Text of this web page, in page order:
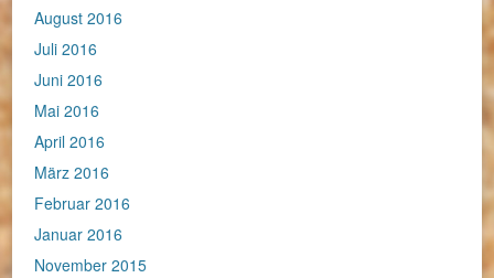
August 2016
Juli 2016
Juni 2016
Mai 2016
April 2016
März 2016
Februar 2016
Januar 2016
November 2015